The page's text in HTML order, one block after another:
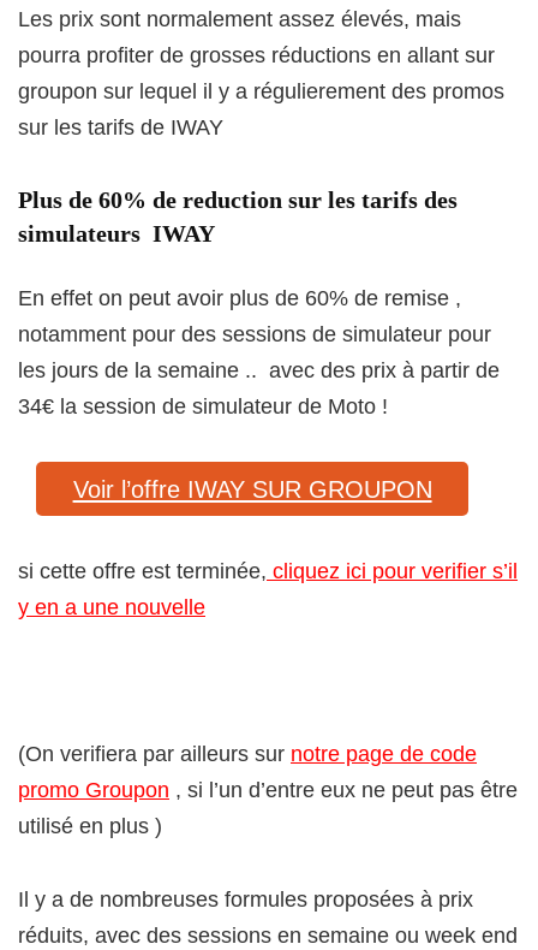
Les prix sont normalement assez élevés, mais
pourra profiter de grosses réductions en allant sur
groupon sur lequel il y a régulierement des promos
sur les tarifs de IWAY
Plus de 60% de reduction sur les tarifs des
simulateurs IWAY
En effet on peut avoir plus de 60% de remise ,
notamment pour des sessions de simulateur pour
les jours de la semaine .. avec des prix à partir de
34€ la session de simulateur de Moto !
Voir l’offre IWAY SUR GROUPON
si cette offre est terminée, cliquez ici pour verifier s’il
y en a une nouvelle
(On verifiera par ailleurs sur notre page de code
promo Groupon , si l’un d’entre eux ne peut pas être
utilisé en plus )
Il y a de nombreuses formules proposées à prix
réduits, avec des sessions en semaine ou week end